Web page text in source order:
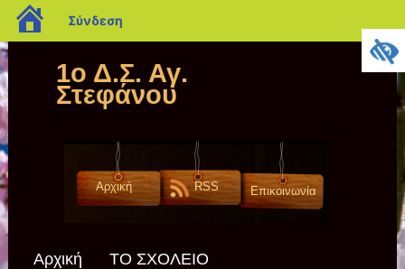
blogs.sch.gr
Σύνδεση
1ο Δ.Σ. Αγ.
Στεφάνου
Αρχική RSS Επικοινωνία
Αρχική
ΤΟ ΣΧΟΛΕΙΟ